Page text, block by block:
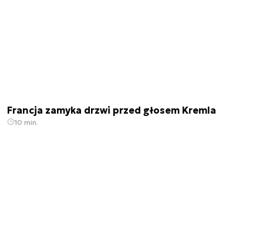
Francja zamyka drzwi przed głosem Kremla
10 min.